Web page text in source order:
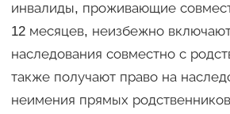
инвалиды, проживающие
12 месяцев, неизбежно
наследования совместно с
также получают право на
неимения прямых